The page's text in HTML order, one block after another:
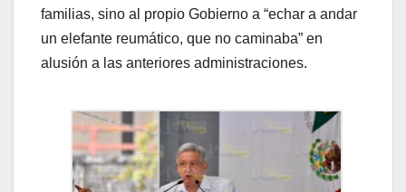
familias, sino al propio Gobierno a “echar a andar
un elefante reumático, que no caminaba” en
alusión a las anteriores administraciones.